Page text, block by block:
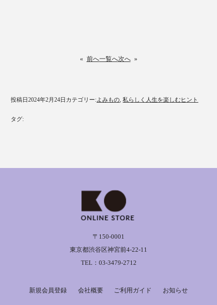
« 前へ一覧へ次へ »
投稿日2024年2月24日 カテゴリー:よみもの , 私らしく人生を楽しむヒント
タグ:
〒150-0001
東京都渋谷区神宮前4-22-11
TEL：03-3479-2712
新規会員登録 会社概要 ご利用ガイド お知らせ